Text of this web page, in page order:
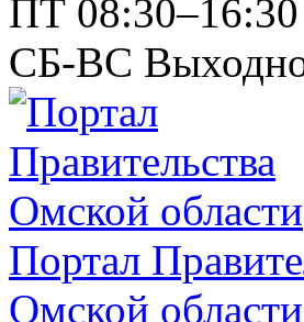
ПТ 08:30–16:30
СБ-ВС
Портал
Омской области